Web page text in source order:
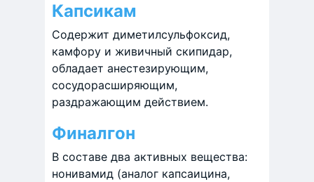
Капсикам
Содержит диметилсульфоксид,
камфору и живичный скипидар,
обладает анестезирующим,
сосудорасширяющим,
раздражающим действием.
Финалгон
В составе два активных вещества:
нонивамид (аналог капсаицина,